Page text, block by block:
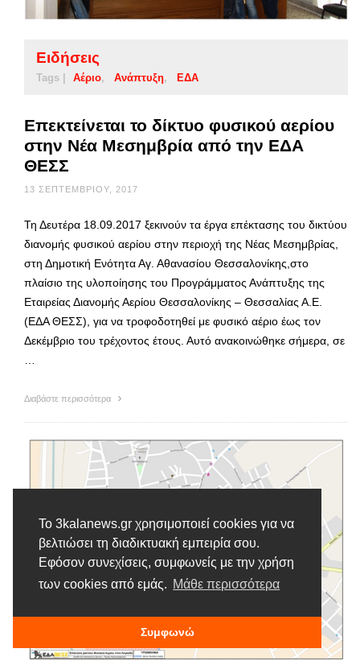
Το 3kalanews.gr χρησιμοποιεί cookies για να
βελτιώσει τη διαδικτυακή εμπειρία σου.
Εφόσον συνεχίσεις, συμφωνείς με την χρήση
των cookies από εμάς. Μάθε περισσότερα
Συμφωνώ
Ειδήσεις
Tags | Αέριο Ανάπτυξη ΕΔΑ
Επεκτείνεται το δίκτυο φυσικού αερίου
στην Νέα Μεσημβρία από την ΕΔΑ
ΘΕΣΣ
13 ΣΕΠΤΕΜΒΡΊΟΥ, 2017
Τη Δευτέρα 18.09.2017 ξεκινούν τα έργα επέκτασης του δικτύου
διανομής φυσικού αερίου στην περιοχή της Νέας Μεσημβρίας,
στη Δημοτική Ενότητα Αγ. Αθανασίου Θεσσαλονίκης,στο
πλαίσιο της υλοποίησης του Προγράμματος Ανάπτυξης της
Εταιρείας Διανομής Αερίου Θεσσαλονίκης – Θεσσαλίας Α.Ε.
(ΕΔΑ ΘΕΣΣ), για να τροφοδοτηθεί με φυσικό αέριο έως τον
Δεκέμβριο του τρέχοντος έτους. Αυτό ανακοινώθηκε σήμερα, σε
Διαβάστε περισσότερα